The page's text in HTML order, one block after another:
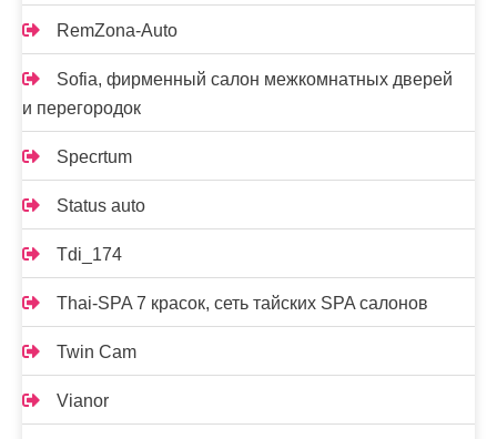
RemZona-Auto
Sofia, фирменный салон межкомнатных дверей
и перегородок
Specrtum
Status auto
Tdi_174
Thai-SPA 7 красок, сеть тайских SPA салонов
Twin Cam
Vianor